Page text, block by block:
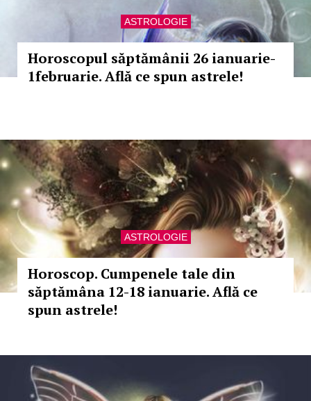
ASTROLOGIE
Horoscopul săptămânii 26 ianuarie-
1februarie. Află ce spun astrele!
ASTROLOGIE
Horoscop. Cumpenele tale din
săptămâna 12-18 ianuarie. Află ce
spun astrele!